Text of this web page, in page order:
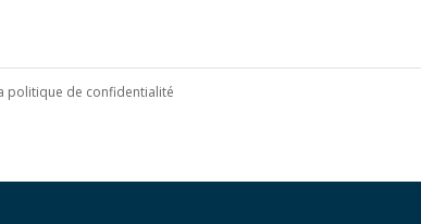
politique de confidentialité